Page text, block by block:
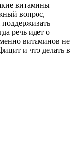
витамины
вопрос,
речь идет о
витаминов не
и что делать в